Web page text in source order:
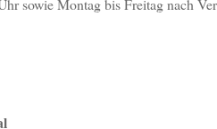
sowie Montag bis Freitag nach